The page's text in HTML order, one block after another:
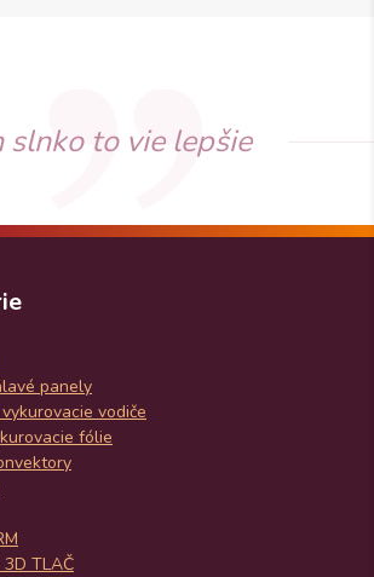
slnko to vie lepšie
panely
vykurovacie vodiče
fólie
3D TLAČ